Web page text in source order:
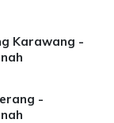
Karawang -
-